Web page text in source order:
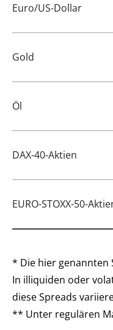
Euro/US-Dollar
Gold
Öl
DAX-40-Aktien
EURO-STOXX-50-
* Die hier genannten
In illiquiden oder
diese Spreads
** Unter regulären